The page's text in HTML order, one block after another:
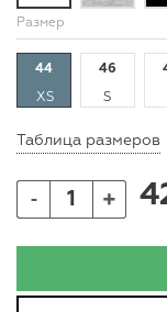
Размер
44
XS
46
S
Таблица размеров
- +